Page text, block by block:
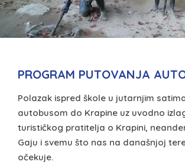
PROGRAM PUTOVANJA
Polazak ispred škole u jutarnjim
autobusom do Krapine uz uvodno
turističkog pratitelja o Krapini,
Gaju i svemu što nas na današnjoj
očekuje.